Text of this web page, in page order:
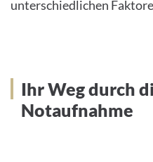
unterschiedlichen
Ihr Weg durch
Notaufnahme